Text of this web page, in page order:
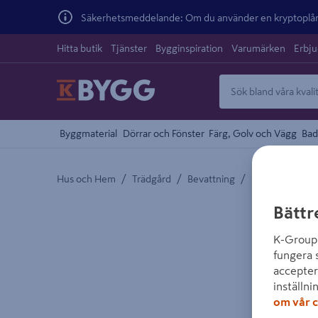
Säkerhetsmeddelande: Om du använder en
Hitta butik Tjänster Bygginspiration Varumärken
Byggmaterial Dörrar och Fönster Färg, Golv och Vägg
Hus och Hem / Trädgård / Bevattning /
Detaljerad beskrivning finns i
K-
fungera
om vår